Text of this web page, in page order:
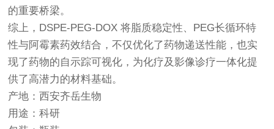
的重要桥梁。
综上，DSPE-PEG-DOX 将脂质稳定性、PEG长循环特
性与阿霉素药效结合，不仅优化了药物递送性能，也实
现了药物的自示踪可视化，为化疗及影像诊疗一体化提
供了高潜力的材料基础。
产地：西安齐岳生物
用途：科研